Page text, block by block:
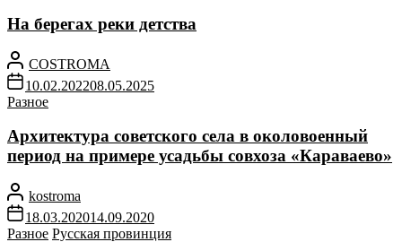
На берегах реки детства
COSTROMA
10.02.202208.05.2025
Разное
Архитектура советского села в околовоенный
период на примере усадьбы совхоза «Караваево»
kostroma
18.03.202014.09.2020
Разное Русская провинция